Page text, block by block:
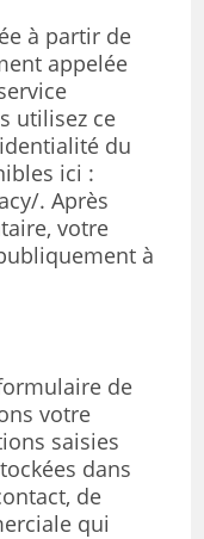
à partir de
appelée
utilisez ce
du
ici :
. Après
votre
à
de
votre
saisies
dans
de
qui